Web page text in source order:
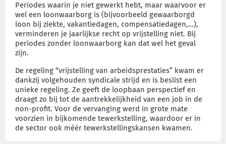
Periodes waarin je niet gewerkt hebt, maar waarvoor er
wel een loonwaarborg is (bijvoorbeeld gewaarborgd
loon bij ziekte, vakantiedagen, compensatiedagen,…),
verminderen je jaarlijkse recht op vrijstelling niet. Bij
periodes zonder loonwaarborg kan dat wel het geval
zijn.
De regeling “vrijstelling van arbeidsprestaties” kwam er
dankzij volgehouden syndicale strijd en is beslist een
unieke regeling. Ze geeft de loopbaan perspectief en
draagt zo bij tot de aantrekkelijkheid van een job in de
non-profit. Voor de vervanging werd in grote mate
voorzien in bijkomende tewerkstelling, waardoor er in
de sector ook méér tewerkstellingskansen kwamen.